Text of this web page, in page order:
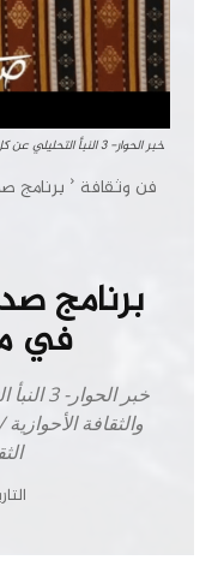
خبر الحوار- 3 النبأ
فن وثقافة برنامج
برنامج
في
خبر
والثقافة